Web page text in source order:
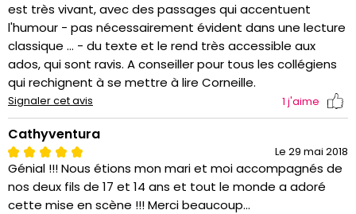
est très vivant, avec des passages qui accentuent
l'humour - pas nécessairement évident dans une lecture
classique ... - du texte et le rend très accessible aux
ados, qui sont ravis. A conseiller pour tous les collégiens
qui rechignent à se mettre à lire Corneille.
Signaler cet avis 1 j'aime
Cathyventura
Le 29 mai 2018
Génial !!! Nous étions mon mari et moi accompagnés de
nos deux fils de 17 et 14 ans et tout le monde a adoré
cette mise en scène !!! Merci beaucoup...